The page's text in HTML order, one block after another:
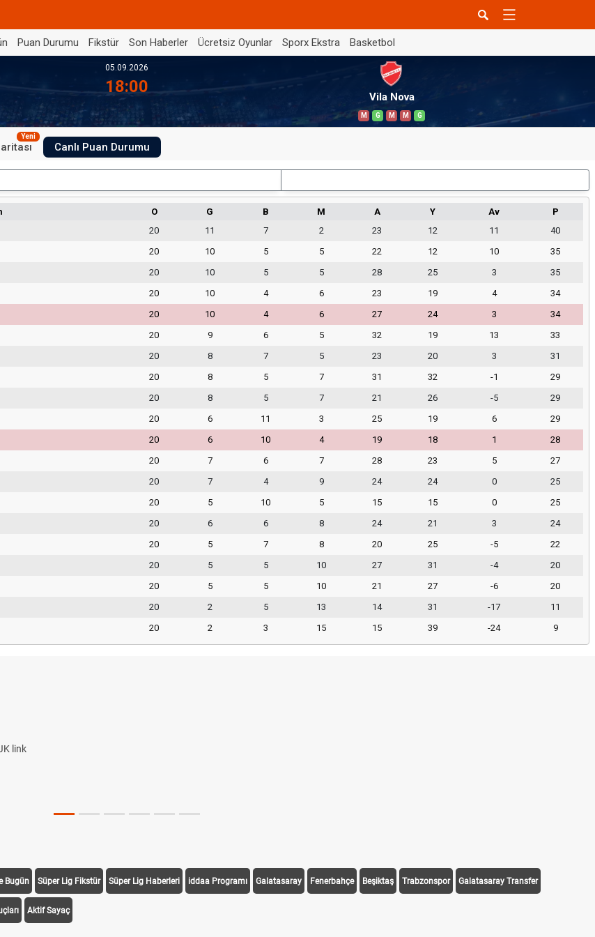
Puan Durumu Fikstür Son Haberler Ücretsiz Oyunlar Sporx Ekstra Basketbol
05.09.2026
18:00
Vila Nova
M G M M G
Yeni
Canlı Puan Durumu
O G B M A Y Av
P
20 11 7 2 23 12 11
40
20 10 5 5 22 12 10
35
20 10 5 5 28 25 3
35
20 10 4 6 23 19 4
34
20 10 4 6 27 24 3
34
20 9 6 5 32 19 13
33
20 8 7 5 23 20 3
31
20 8 5 7 31 32 -1
29
20 8 5 7 21 26 -5
29
20 6 11 3 25 19 6
29
20 6 10 4 19 18 1
28
20 7 6 7 28 23 5
27
20 7 4 9 24 24 0
25
20 5 10 5 15 15 0
25
20 6 6 8 24 21 3
24
20 5 7 8 20 25 -5
22
20 5 5 10 27 31 -4
20
20 5 5 10 21 27 -6
20
20 2 5 13 14 31 -17
11
20 2 3 15 15 39 -24 9
link
Bugün Süper Lig Fikstür Süper Lig Haberleri iddaa Programı Galatasaray Fenerbahçe Beşiktaş Trabzonspor Galatasaray Transfer
Aktif Sayaç